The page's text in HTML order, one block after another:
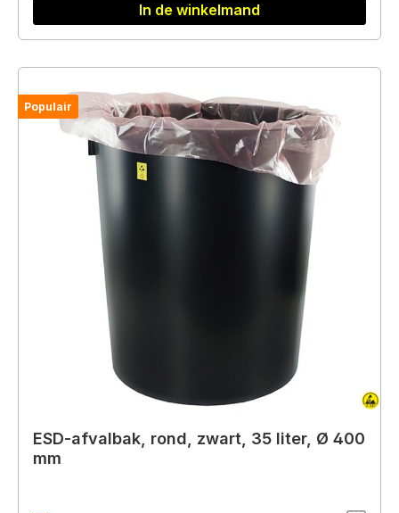
In de winkelmand
Populair
ESD-afvalbak, rond, zwart, 35 liter, Ø 400
mm